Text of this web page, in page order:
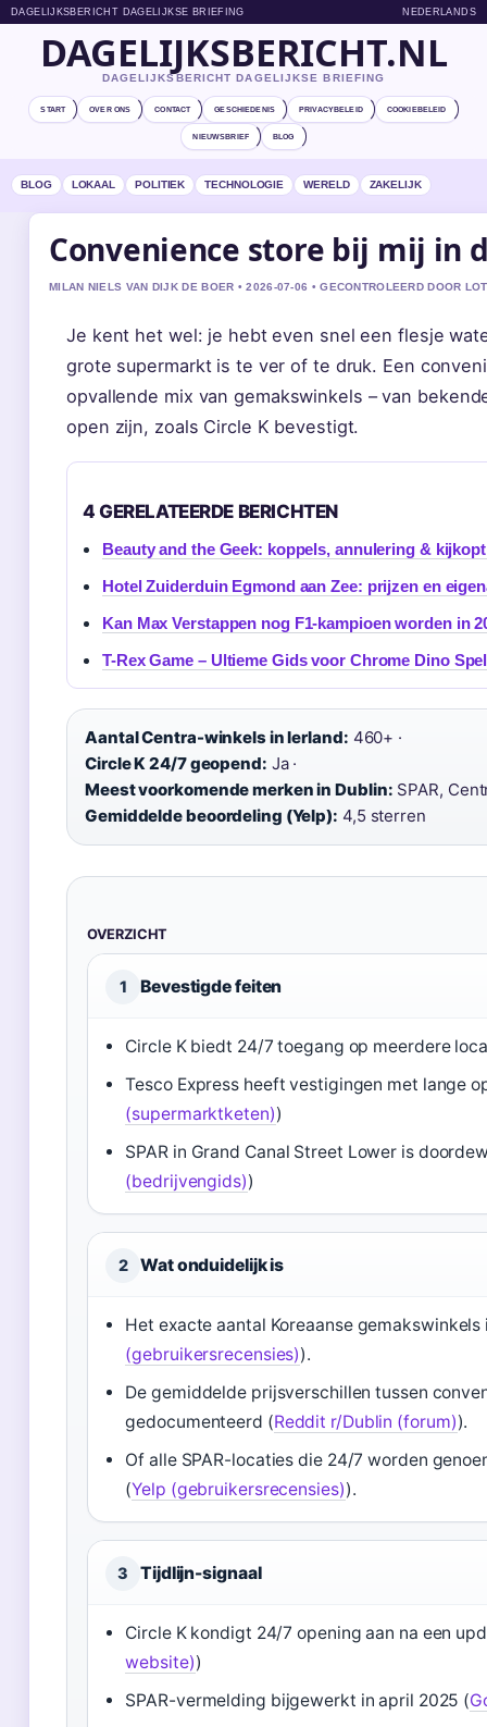
DAGELIJKSBERICHT DAGELIJKSE BRIEFING NEDERLANDS
DAGELIJKSBERICHT.NL
DAGELIJKSBERICHT DAGELIJKSE BRIEFING
START OVER ONS CONTACT GESCHIEDENIS PRIVACYBELEID COOKIEBELEID
NIEUWSBRIEF BLOG
BLOG LOKAAL POLITIEK TECHNOLOGIE WERELD ZAKELIJK
Convenience store bij mij in
MILAN NIELS VAN DIJK DE BOER • 2026-07-06 • GECONTROLEERD DOOR
Je kent het wel: je hebt even snel een flesje
grote supermarkt is te ver of te druk. Een
opvallende mix van gemakswinkels – van
open zijn, zoals Circle K bevestigt.
4 GERELATEERDE BERICHTEN
Beauty and the Geek: koppels, annulering &
Hotel Zuiderduin Egmond aan Zee: prijzen en
Kan Max Verstappen nog F1-kampioen worden in
T-Rex Game – Ultieme Gids voor Chrome Dino Spel
Aantal Centra-winkels in Ierland: 460+ ·
Circle K 24/7 geopend: Ja ·
Meest voorkomende merken in Dublin: SPAR,
Gemiddelde beoordeling (Yelp): 4,5 sterren
OVERZICHT
1 Bevestigde feiten
Circle K biedt 24/7 toegang op meerdere
Tesco Express heeft vestigingen met lange
(supermarktketen))
SPAR in Grand Canal Street Lower is
(bedrijvengids))
2 Wat onduidelijk is
Het exacte aantal Koreaanse
(gebruikersrecensies)).
De gemiddelde prijsverschillen tussen
gedocumenteerd (Reddit r/Dublin (forum)).
Of alle SPAR-locaties die 24/7 worden
(Yelp (gebruikersrecensies)).
3 Tijdlijn-signaal
Circle K kondigt 24/7 opening aan na een
website))
SPAR-vermelding bijgewerkt in april 2025 (